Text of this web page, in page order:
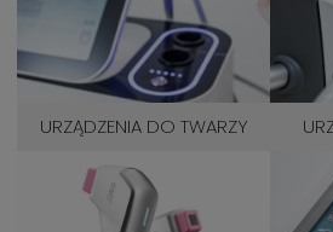
URZĄDZENIA DO TWARZY